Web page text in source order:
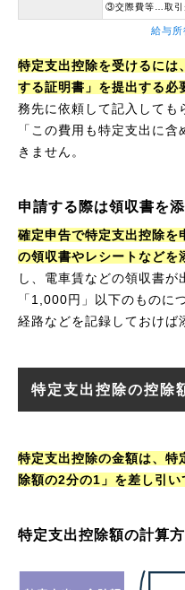
③交際費等…取引
給与
特定支出控除を受けるには
する証明書」を提出する必
務先に依頼して記入しても
「この費用も特定支出に
きません。
申請する際は領収書を
確定申告で特定支出控除を
の領収書やレシートなどを
し、電車賃などの領収書
「1,000円」以下のものに
経路などを記録しておけば
特定支出控除の控除
特定支出控除の金額は、特
除額の2分の1」を差し引い
特定支出控除額の計算